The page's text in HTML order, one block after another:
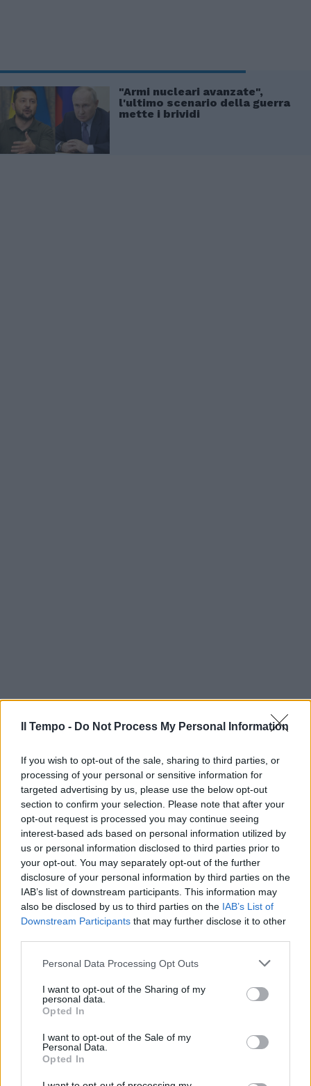
Il Tempo - Do Not Process My Personal Information
If you wish to opt-out of the sale, sharing to third parties, or
processing of your personal or sensitive information for
targeted advertising by us, please use the below opt-out
section to confirm your selection. Please note that after your
opt-out request is processed you may continue seeing
interest-based ads based on personal information utilized by
us or personal information disclosed to third parties prior to
your opt-out. You may separately opt-out of the further
disclosure of your personal information by third parties on the
IAB’s list of downstream participants. This information may
also be disclosed by us to third parties on the IAB’s List of
Downstream Participants that may further disclose it to other
Personal Data Processing Opt Outs
I want to opt-out of the Sharing of my
personal data.
Opted In
I want to opt-out of the Sale of my
Personal Data.
Opted In
"Armi nucleari avanzate",
l'ultimo scenario della guerra
mette i brividi
In evidenza